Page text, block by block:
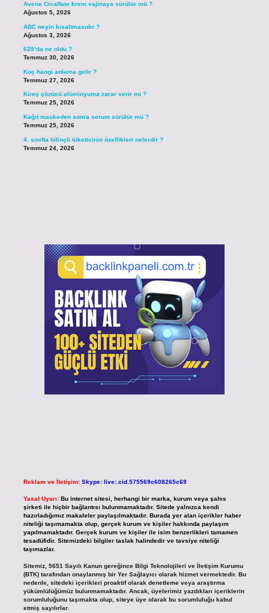
Avene Cicalfate krem vajinaya sürülür mü ?
Ağustos 5, 2026
ABC neyin kısaltmasıdır ?
Ağustos 3, 2026
629’da ne oldu ?
Temmuz 30, 2026
Koç hangi anlama gelir ?
Temmuz 27, 2026
Kireç çözücü alüminyuma zarar verir mi ?
Temmuz 25, 2026
Kağıt maskeden sonra serum sürülür mü ?
Temmuz 25, 2026
4. sınıfta bilinçli tüketicinin özellikleri nelerdir ?
Temmuz 24, 2026
Reklam ve İletişim: Skype: live:.cid.575569c608265c69
Yasal Uyarı: Bu internet sitesi, herhangi bir marka, kurum veya şahıs
şirketi ile hiçbir bağlantısı bulunmamaktadır. Sitede yalnızca kendi
hazırladığımız makaleler paylaşılmaktadır. Burada yer alan içerikler haber
niteliği taşımamakta olup, gerçek kurum ve kişiler hakkında paylaşım
yapılmamaktadır. Gerçek kurum ve kişiler ile isim benzerlikleri tamamen
tesadüfidir. Sitemizdeki bilgiler taslak halindedir ve tavsiye niteliği
taşımazlar.
Sitemiz, 5651 Sayılı Kanun gereğince Bilgi Teknolojileri ve İletişim Kurumu
(BTK) tarafından onaylanmış bir Yer Sağlayıcı olarak hizmet vermektedir. Bu
nedenle, sitedeki içerikleri proaktif olarak denetleme veya araştırma
yükümlülüğümüz bulunmamaktadır. Ancak, üyelerimiz yazdıkları içeriklerin
sorumluluğunu taşımakta olup, siteye üye olarak bu sorumluluğu kabul
etmiş sayılırlar.